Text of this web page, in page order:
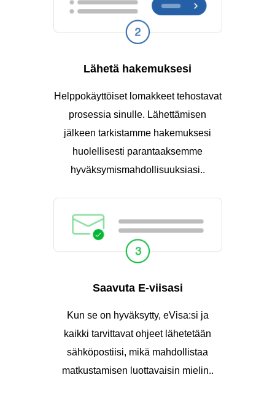
Lähetä hakemuksesi
Helppokäyttöiset lomakkeet tehostavat
prosessia sinulle. Lähettämisen
jälkeen tarkistamme hakemuksesi
huolellisesti parantaaksemme
hyväksymismahdollisuuksiasi..
Saavuta E-viisasi
Kun se on hyväksytty, eVisa:si ja
kaikki tarvittavat ohjeet lähetetään
sähköpostiisi, mikä mahdollistaa
matkustamisen luottavaisin mielin..